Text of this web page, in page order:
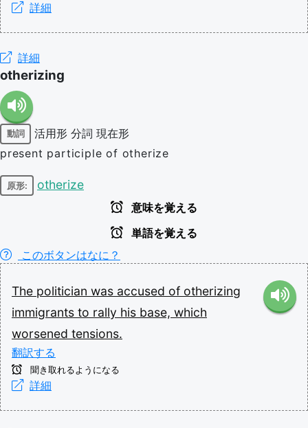
詳細
詳細
otherizing
動詞 活用形 分詞 現在形
present participle of otherize
原形: otherize
意味を覚える
単語を覚える
このボタンはなに？
The politician was accused of otherizing
immigrants to rally his base, which
worsened tensions.
翻訳する
聞き取れるようになる
詳細